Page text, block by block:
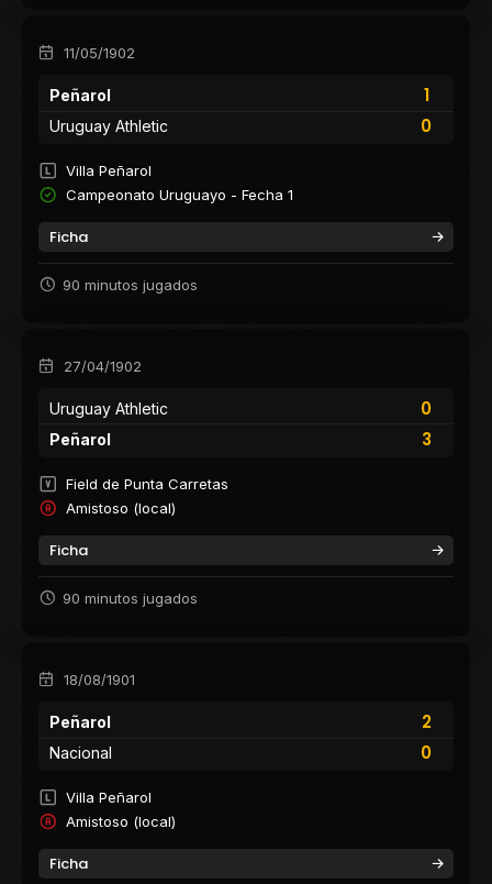
11/05/1902
Peñarol
1
0
Uruguay Athletic
Villa Peñarol
Campeonato Uruguayo - Fecha 1
Ficha
90 minutos jugados
27/04/1902
Uruguay Athletic
0
3
Peñarol
Field de Punta Carretas
Amistoso (local)
Ficha
90 minutos jugados
18/08/1901
Peñarol
2
0
Nacional
Villa Peñarol
Amistoso (local)
Ficha